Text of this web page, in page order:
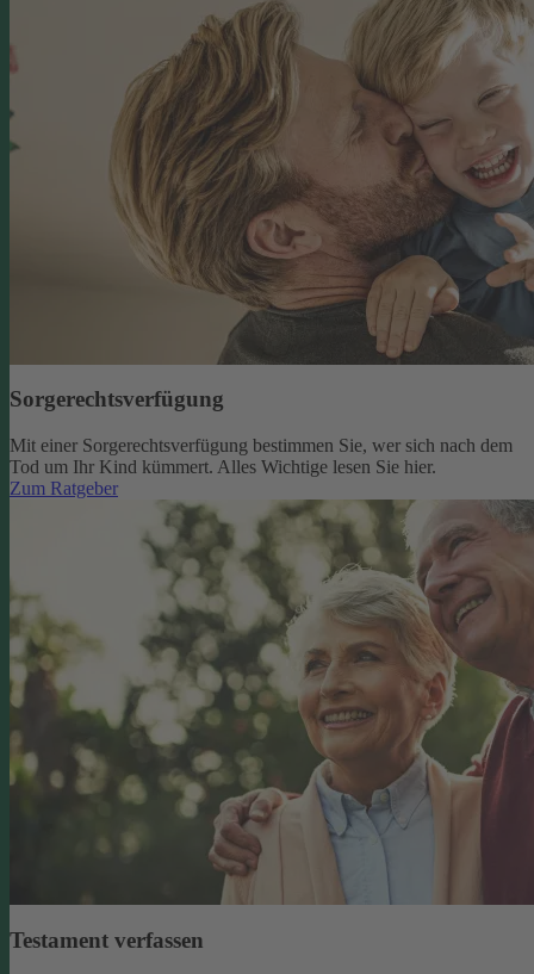
Sorgerechtsverfügung
Mit einer Sorgerechtsverfügung bestimmen Sie, wer sich nach dem
Tod um Ihr Kind kümmert. Alles Wichtige lesen Sie hier.
Zum Ratgeber
Testament verfassen